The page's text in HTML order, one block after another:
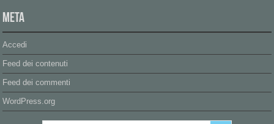
Meta
Accedi
Feed dei contenuti
Feed dei commenti
WordPress.org